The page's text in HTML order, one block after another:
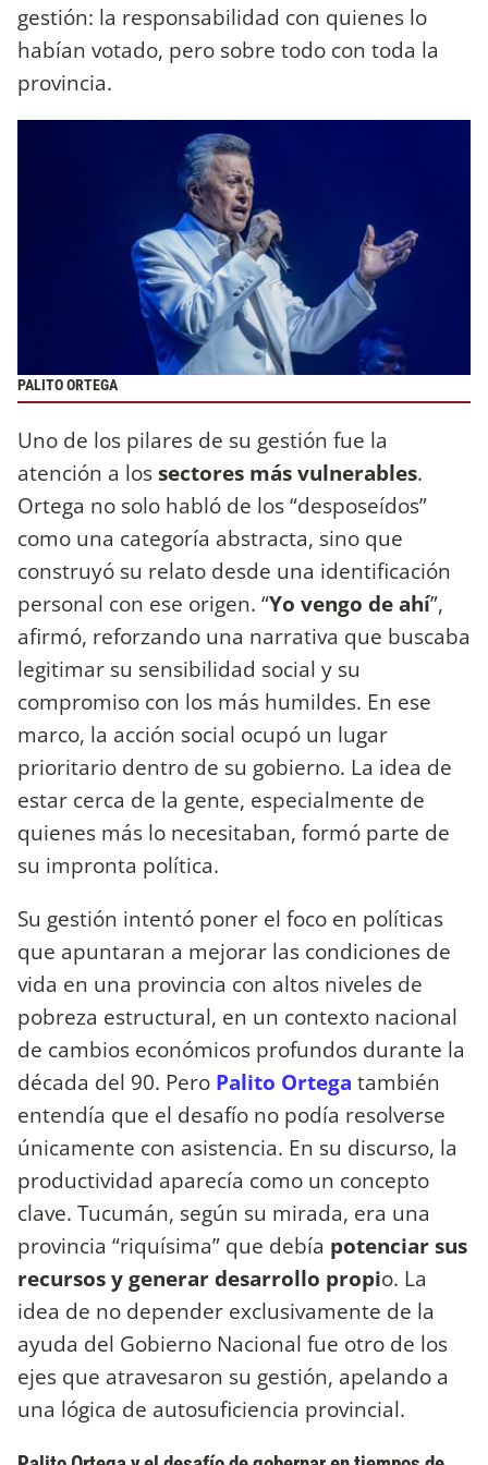
gestión: la responsabilidad con quienes lo
habían votado, pero sobre todo con toda la
provincia.
PALITO ORTEGA
Uno de los pilares de su gestión fue la
atención a lossectores más vulnerables.
Ortega no solo habló de los “desposeídos”
como una categoría abstracta, sino que
construyó su relato desde una identificación
personal con ese origen. “Yo vengo de ahí”,
afirmó, reforzando una narrativa que buscaba
legitimar su sensibilidad social y su
compromiso con los más humildes. En ese
marco, la acción social ocupó un lugar
prioritario dentro de su gobierno. La idea de
estar cerca de la gente, especialmente de
quienes más lo necesitaban, formó parte de
su impronta política.
Su gestión intentó poner el foco en políticas
que apuntaran a mejorar las condiciones de
vida en una provincia con altos niveles de
pobreza estructural, en un contexto nacional
de cambios económicos profundos durante la
década del 90. Pero Palito Ortega también
entendía que el desafío no podía resolverse
únicamente con asistencia. En su discurso, la
productividad aparecía como un concepto
clave. Tucumán, según su mirada, era una
provincia “riquísima” que debía potenciar sus
recursos y generar desarrollo propio. La
idea de no depender exclusivamente de la
ayuda del Gobierno Nacional fue otro de los
ejes que atravesaron su gestión, apelando a
una lógica de autosuficiencia provincial.